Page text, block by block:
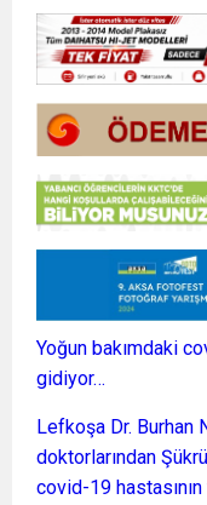
Yoğun bakımdaki
gidiyor…
Lefkoşa Dr.
doktorlarından
covid-19